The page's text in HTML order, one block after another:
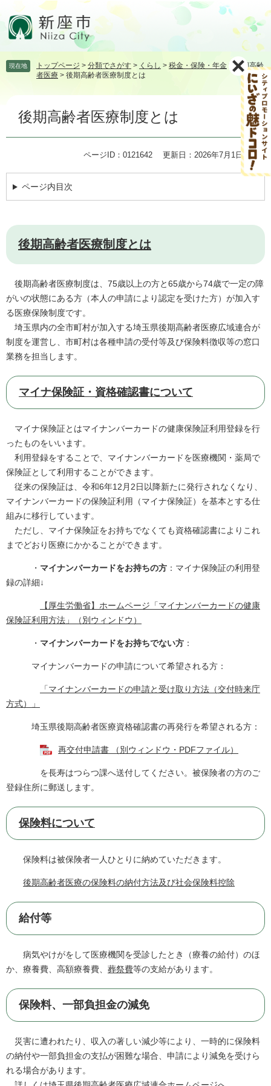
頭飛 現在地 トップページ > 分類でさがす > くらし > 税金・保険・年金 >後期高齢
者医療 > 後期高齢者医療制度とは
後期高齢者医療制度とは
ページID：0121642 更新日：2026年7月1日更新
ページ内目次
後期高齢者医療制度とは
後期高齢者医療制度は、75歳以上の方と65歳から74歳で一定の障
がいの状態にある方（本人の申請により認定を受けた方）が加入す
る医療保険制度です。
埼玉県内の全市町村が加入する埼玉県後期高齢者医療広域連合が
制度を運営し、市町村は各種申請の受付等及び保険料徴収等の窓口
業務を担当します。
マイナ保険証・資格確認書について
マイナ保険証とはマイナンバーカードの健康保険証利用登録を行
ったものをいいます。
利用登録をすることで、マイナンバーカードを医療機関・薬局で
保険証として利用することができます。
従来の保険証は、令和6年12月2日以降新たに発行されなくなり、
マイナンバーカードの保険証利用（マイナ保険証）を基本とする仕
組みに移行しています。
ただし、マイナ保険証をお持ちでなくても資格確認書によりこれ
までどおり医療にかかることができます。​
・ マイナンバーカードをお持ちの方 ：マイナ保険証の利用登
録の詳細↓
【厚生労働省】ホームページ「マイナンバーカードの健康
保険証利用方法」（別ウィンドウ）
・ マイナンバーカードをお持ちでない方 ：
マイナンバーカードの申請について希望される方：
「マイナンバーカードの申請と受け取り方法（交付時来庁
方式）」
埼玉県後期高齢者医療資格確認書の再発行を希望される方：
再交付申請書 （別ウィンドウ・PDFファイル）
を長寿はつらつ課へ送付してください。被保険者の方のご
登録住所に郵送します。
保険料について
保険料は被保険者一人ひとりに納めていただきます。
後期高齢者医療の保険料の納付方法及び社会保険料控除
給付等
病気やけがをして医療機関を受診したとき（療養の給付）のほ
か、療養費、高額療養費、 葬祭費等の支給があります。
保険料、一部負担金の減免
災害に遭われたり、収入の著しい減少等により、一時的に保険料
の納付や一部負担金の支払が困難な場合、申請により減免を受けら
れる場合があります。